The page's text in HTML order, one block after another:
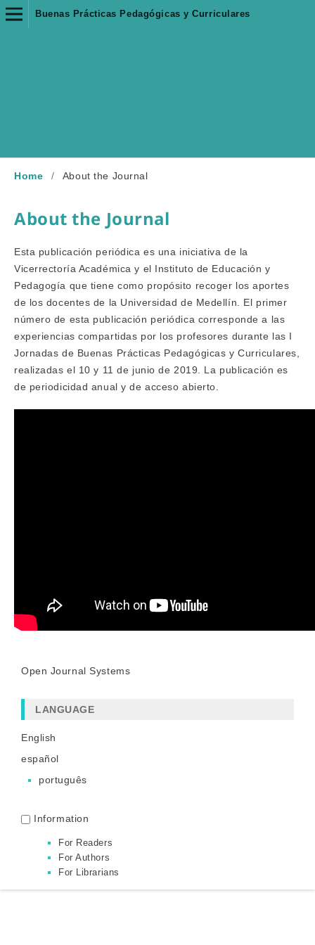
Buenas Prácticas Pedagógicas y Curriculares
Home / About the Journal
About the Journal
Esta publicación periódica es una iniciativa de la
Vicerrectoría Académica y el Instituto de Educación y
Pedagogía que tiene como propósito recoger los aportes
de los docentes de la Universidad de Medellín. El primer
número de esta publicación periódica corresponde a las
experiencias compartidas por los profesores durante las I
Jornadas de Buenas Prácticas Pedagógicas y Curriculares,
realizadas el 10 y 11 de junio de 2019. La publicación es
de periodicidad anual y de acceso abierto.
Open Journal Systems
LANGUAGE
English
español
português
Information
For Readers
For Authors
For Librarians